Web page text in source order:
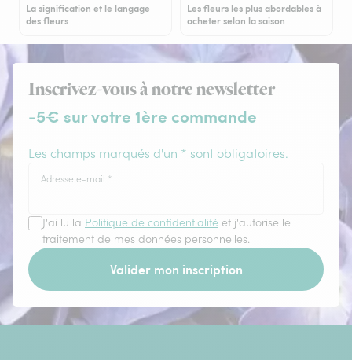
La signification et le langage
des fleurs
Les fleurs les plus abordables à
acheter selon la saison
Inscrivez-vous à notre newsletter
-5€ sur votre 1ère commande
Les champs marqués d'un * sont obligatoires.
Adresse e-mail *
J'ai lu la Politique de confidentialité et j'autorise le
traitement de mes données personnelles.
Valider mon inscription